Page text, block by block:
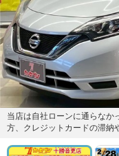
当店は自社ローンに通らなか
方、クレジットカードの滞納